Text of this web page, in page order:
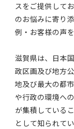
スをご提供して
のお悩みに寄り
例・お客様の声
滋賀県は、日本
政区画及び地方
地及び最大の都
や行政の環境へ
が集積している
として知られて